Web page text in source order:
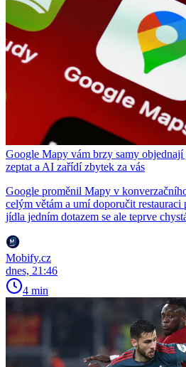
Google Mapy vám brzy samy
zeptat a AI zařídí zbytek za vás
Google proměnil Mapy v
celým větám a umí doporučit restauraci
jídla jedním dotazem se ale teprve
Mobify.cz
dnes, 21:46
4 min